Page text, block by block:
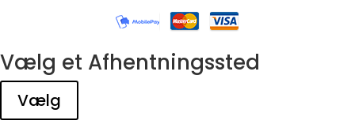
Vælg et Afhentningssted
Vælg